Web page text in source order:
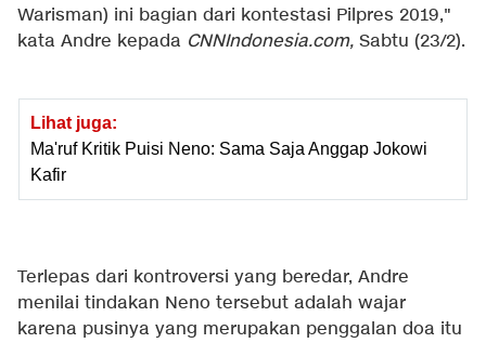
Warisman) ini bagian dari kontestasi Pilpres 2019,"
kata Andre kepada CNNIndonesia.com, Sabtu (23/2).
Lihat juga:
Ma'ruf Kritik Puisi Neno: Sama Saja Anggap Jokowi
Kafir
Terlepas dari kontroversi yang beredar, Andre
menilai tindakan Neno tersebut adalah wajar
karena pusinya yang merupakan penggalan doa itu